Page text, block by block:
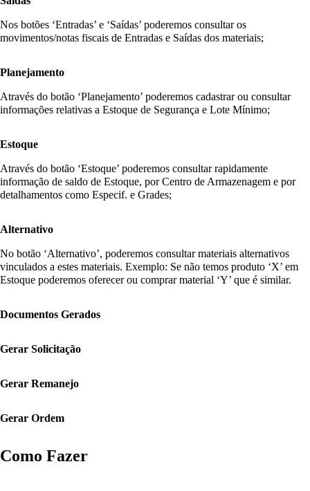
Nos botões ‘Entradas’ e ‘Saídas’ poderemos consultar os
movimentos/notas fiscais de Entradas e Saídas dos materiais;
Planejamento
Através do botão ‘Planejamento’ poderemos cadastrar ou consultar
informações relativas a Estoque de Segurança e Lote Mínimo;
Estoque
Através do botão ‘Estoque’ poderemos consultar rapidamente
informação de saldo de Estoque, por Centro de Armazenagem e por
detalhamentos como Especif. e Grades;
Alternativo
No botão ‘Alternativo’, poderemos consultar materiais alternativos
vinculados a estes materiais. Exemplo: Se não temos produto ‘X’ em
Estoque poderemos oferecer ou comprar material ‘Y’ que é similar.
Documentos Gerados
Gerar Solicitação
Gerar Remanejo
Gerar Ordem
Como Fazer